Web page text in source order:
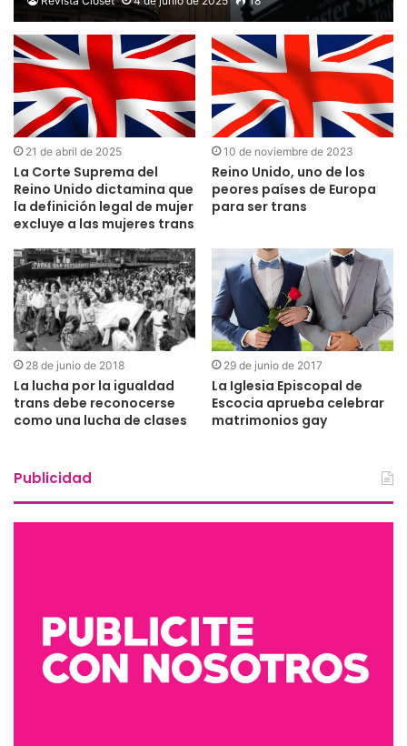
21 de abril de 2025
La Corte Suprema del
Reino Unido dictamina que
la definición legal de mujer
excluye a las mujeres trans
10 de noviembre de 2023
Reino Unido, uno de los
peores países de Europa
para ser trans
28 de junio de 2018
La lucha por la igualdad
trans debe reconocerse
como una lucha de clases
29 de junio de 2017
La Iglesia Episcopal de
Escocia aprueba celebrar
matrimonios gay
Publicidad